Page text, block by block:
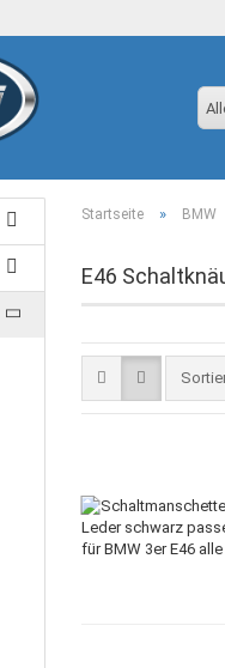
Startseite » BMW
E46